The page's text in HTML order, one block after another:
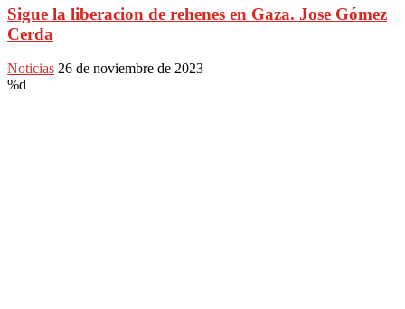
Sigue la liberacion de rehenes en Gaza. Jose Gómez
Cerda
Noticias 26 de noviembre de 2023
%d